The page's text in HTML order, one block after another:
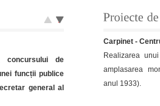
concursului de
,,Dotarea cu
amplasarea
Leheceni -
Modernizarea